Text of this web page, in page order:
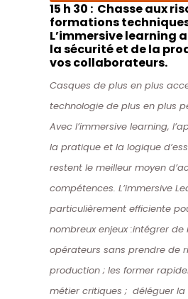
15 h 30 : Chasse aux
formations
L’immersive learning
la sécurité et de la
vos collaborateurs.
Casques de plus en plus
technologie de plus en plus
Avec l’immersive learning,
la pratique et la logique
restent le meilleur moyen
compétences. L’immersive
particulièrement efficiente
nombreux enjeux :intégrer de
opérateurs sans prendre de
production ; les former
métier critiques ; déléguer